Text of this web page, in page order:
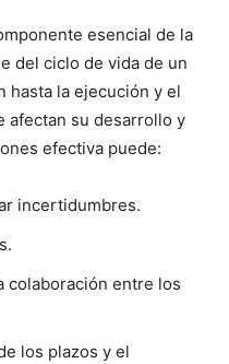
esencial de la
del ciclo de vida de un
hasta la ejecución y el
afectan su desarrollo y
efectiva puede:
incertidumbres.
colaboración entre los
los plazos y el